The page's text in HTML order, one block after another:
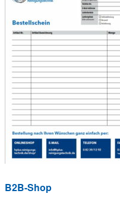
B2B-Shop